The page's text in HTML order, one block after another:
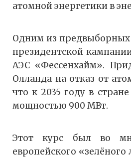
атомной энергетики в
Одним из предвыборных
президентской
АЭС «Фессенхайм».
Олланда на отказ от
что к 2035 году в
мощностью 900 МВт.
Этот курс был во
европейского